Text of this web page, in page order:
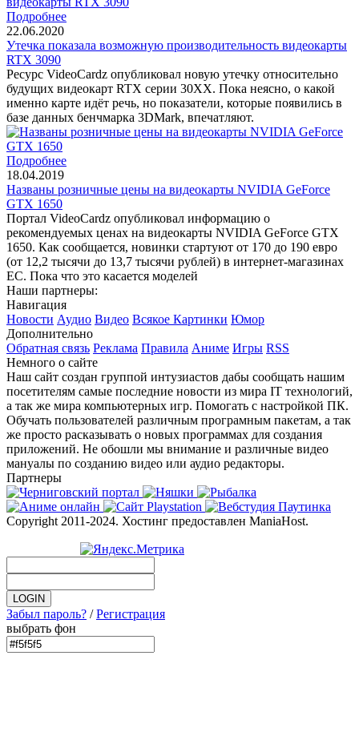
Подробнее
22.06.2020
Утечка показала возможную производительность видеокарты
RTX 3090
Ресурс VideoCardz опубликовал новую утечку относительно
будущих видеокарт RTX серии 30XX. Пока неясно, о какой
именно карте идёт речь, но показатели, которые появились в
базе данных бенчмарка 3DMark, впечатляют.
Подробнее
18.04.2019
Названы розничные цены на видеокарты NVIDIA GeForce
GTX 1650
Портал VideoCardz опубликовал информацию о
рекомендуемых ценах на видеокарты NVIDIA GeForce GTX
1650. Как сообщается, новинки стартуют от 170 до 190 евро
(от 12,2 тысячи до 13,7 тысячи рублей) в интернет-магазинах
ЕС. Пока что это касается моделей
Наши партнеры:
Навигация
Новости Аудио Видео Всякое Картинки Юмор
Дополнительно
Обратная связь Реклама Правила Аниме Игры RSS
Немного о сайте
Наш сайт создан группой интузиастов дабы сообщать нашим
посетителям самые последние новости из мира IT технологий,
а так же мира компьютерных игр. Помогать с настройкой ПК.
Обучать пользователей различным програмным пакетам, а так
же просто расказывать о новых программах для создания
приложений. Не обошли мы внимание и различные видео
мануалы по созданию видео или аудио редакторы.
Партнеры
Copyright 2011-2024. Хостинг предоставлен ManiaHost.
Забыл пароль? /Регистрация
выбрать фон